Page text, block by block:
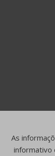
As
informativo